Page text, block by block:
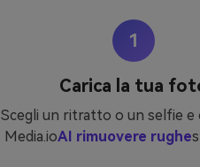
1
Carica la tua
Scegli un ritratto o un selfie e
Media.ioAI rimuovere rughe